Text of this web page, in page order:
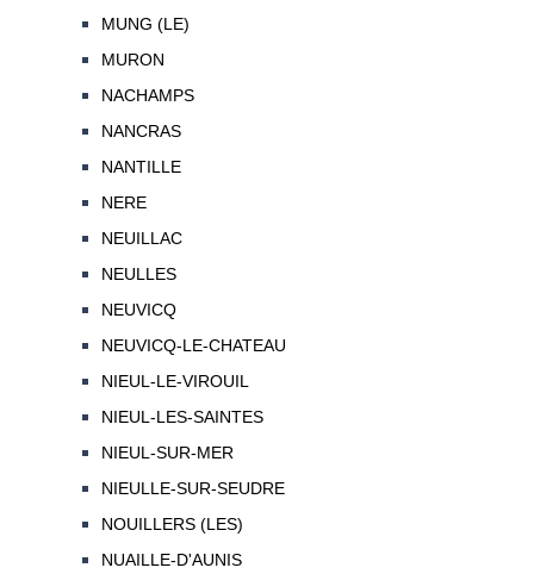
MUNG (LE)
MURON
NACHAMPS
NANCRAS
NANTILLE
NERE
NEUILLAC
NEULLES
NEUVICQ
NEUVICQ-LE-CHATEAU
NIEUL-LE-VIROUIL
NIEUL-LES-SAINTES
NIEUL-SUR-MER
NIEULLE-SUR-SEUDRE
NOUILLERS (LES)
NUAILLE-D'AUNIS